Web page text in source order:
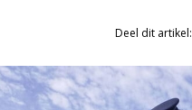
Deel dit artikel: